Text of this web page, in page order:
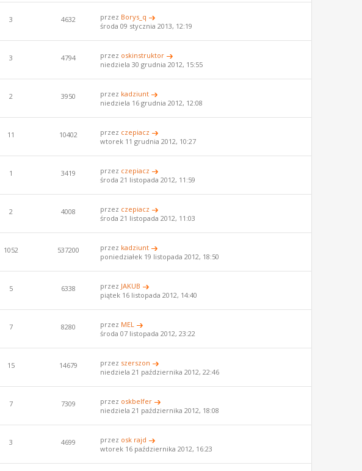
3 4632 przez Borys_q
środa 09 stycznia 2013, 12:19
3 4794 przez oskinstruktor
niedziela 30 grudnia 2012, 15:55
2 3950 przez kadziunt
niedziela 16 grudnia 2012, 12:08
11 10402 przez czepiacz
wtorek 11 grudnia 2012, 10:27
1 3419 przez czepiacz
środa 21 listopada 2012, 11:59
2 4008 przez czepiacz
środa 21 listopada 2012, 11:03
1052 537200 przez kadziunt
poniedziałek 19 listopada 2012, 18:50
5 6338 przez JAKUB
piątek 16 listopada 2012, 14:40
7 8280 przez MEL
środa 07 listopada 2012, 23:22
15 14679 przez szerszon
niedziela 21 października 2012, 22:46
7 7309 przez oskbelfer
niedziela 21 października 2012, 18:08
3 4699 przez osk rajd
wtorek 16 października 2012, 16:23